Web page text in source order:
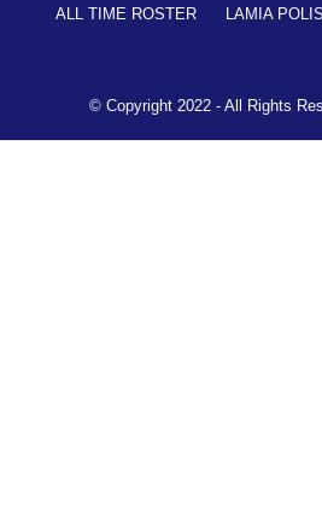
ALL TIME ROSTER
LAMIA
© Copyright 2022 - All Rights